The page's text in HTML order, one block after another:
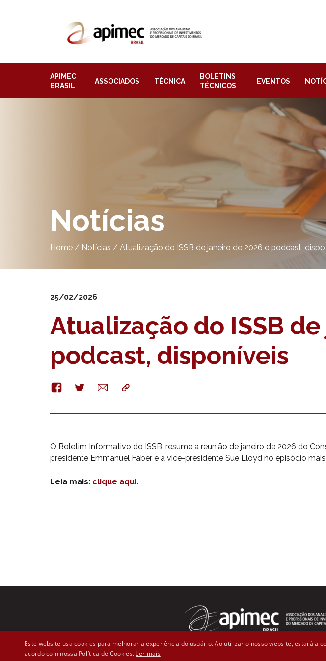
APIMEC
BRASIL
ASSOCIADOS TÉCNICA
BOLETINS
TÉCNICOS
EVENTOS
Notícias
Home / Notícias / Atualização do ISSB de janeiro de 2026 e podcast,
25/02/2026
Atualização do ISSB
podcast, disponíveis
FacebookTwitterE-
mail
Copy
O Boletim Informativo do ISSB, resume a reunião de janeiro de 2026 do
presidente Emmanuel Faber e a vice-presidente Sue Lloyd no episódio
Leia mais: clique aqui.
Este website usa cookies para melhorar a experiência do usuário. Ao utilizar o nosso website, estará a
acordo com nossa Política de Cookies. Ler mais